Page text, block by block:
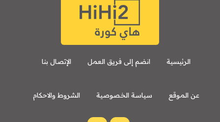
الرئيسية انضم إلى فريق العمل الإتصال بنا
عن الموقع سياسة الخصوصية الشروط والاحكام